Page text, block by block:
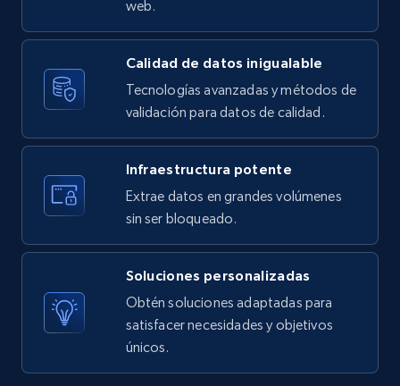
8.1K+ 716+ Prueba gratuita
youtube videos by keyword
URL, Title, Youtuber, Youtuber md5, Video url,
Video length, Likes, Views, and more.
8.1K+ 716+ Prueba gratuita
Youtube - Videos posts - Discover videos by
web.
Calidad de datos inigualable
Tecnologías avanzadas y métodos de
validación para datos de calidad.
Infraestructura potente
Extrae datos en grandes volúmenes
sin ser bloqueado.
Soluciones personalizadas
Obtén soluciones adaptadas para
satisfacer necesidades y objetivos
únicos.